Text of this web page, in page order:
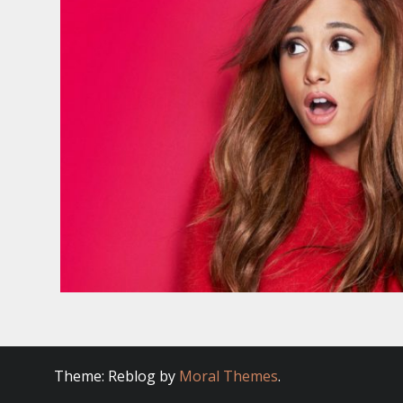
Theme: Reblog by Moral Themes.